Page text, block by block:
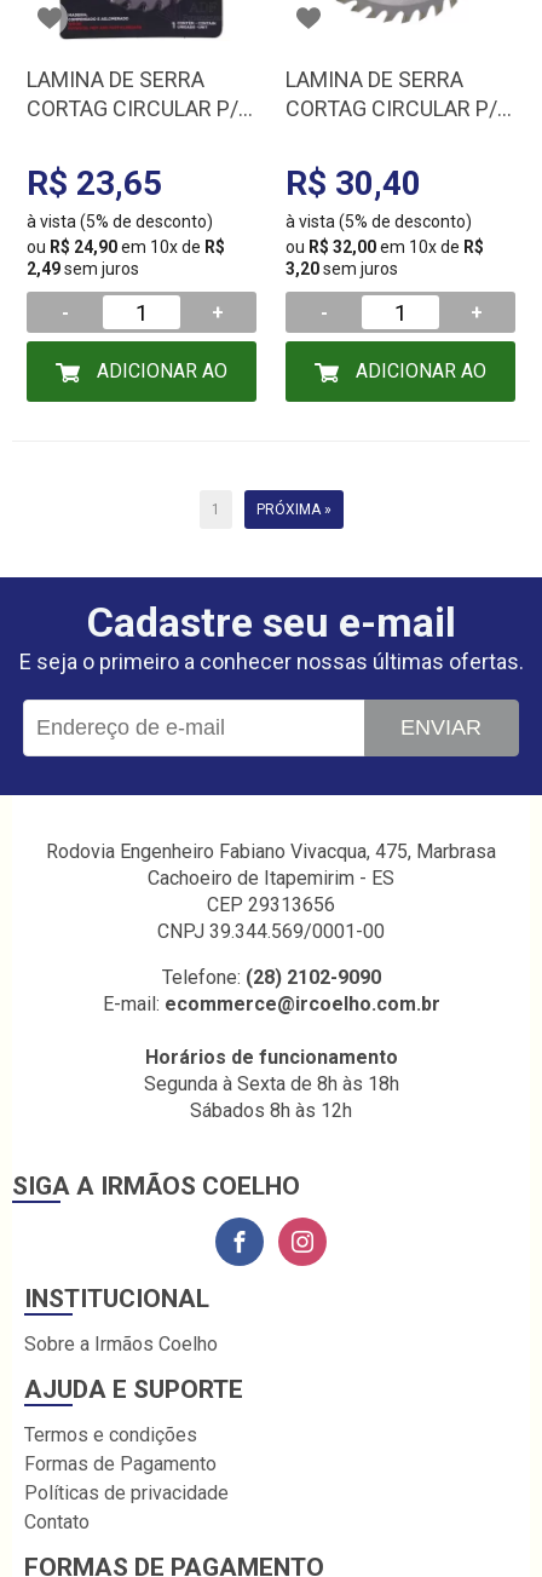
LAMINA DE SERRA
CORTAG CIRCULAR P/
110 MM 60864
R$ 23,65
à vista (5% de desconto)
ou R$ 24,90em 10x de R$
2,49sem juros
- +
LAMINA DE SERRA
CORTAG CIRCULAR P/
110 MM 60879
R$ 30,40
à vista (5% de desconto)
ou R$ 32,00em 10x de R$
3,20sem juros
- +
1 PRÓXIMA »
Cadastre seu e-mail
E seja o primeiro a conhecer nossas últimas ofertas.
ENVIAR
Rodovia Engenheiro Fabiano Vivacqua, 475, Marbrasa
Cachoeiro de Itapemirim - ES
CEP 29313656
CNPJ 39.344.569/0001-00
Telefone: (28) 2102-9090
E-mail: ecommerce@ircoelho.com.br
Horários de funcionamento
Segunda à Sexta de 8h às 18h
Sábados 8h às 12h
SIGA A IRMÃOS COELHO
INSTITUCIONAL
Sobre a Irmãos Coelho
AJUDA E SUPORTE
Termos e condições
Formas de Pagamento
Políticas de privacidade
Contato
FORMAS DE PAGAMENTO